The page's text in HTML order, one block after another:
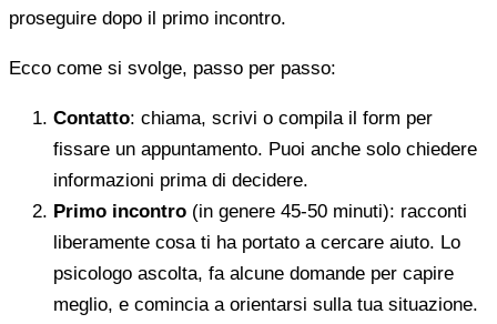
proseguire dopo il primo incontro.
Ecco come si svolge, passo per passo:
Contatto: chiama, scrivi o compila il form per
fissare un appuntamento. Puoi anche solo chiedere
informazioni prima di decidere.
Primo incontro (in genere 45-50 minuti): racconti
liberamente cosa ti ha portato a cercare aiuto. Lo
psicologo ascolta, fa alcune domande per capire
meglio, e comincia a orientarsi sulla tua situazione.